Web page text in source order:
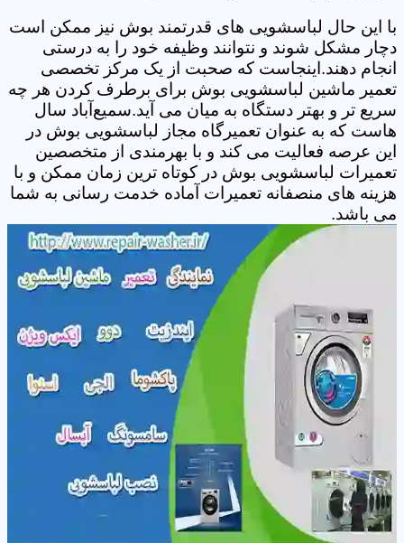
با این حال لباسشویی های قدرتمند بوش نیز ممکن است
دچار مشکل شوند و نتوانند وظیفه خود را به درستی
انجام دهند.اینجاست که صحبت از یک مرکز تخصصی
تعمیر ماشین لباسشویی بوش برای برطرف کردن هر چه
سریع تر و بهتر دستگاه به میان می آید.سمیع‌آباد سال
هاست که به عنوان تعمیرگاه مجاز لباسشویی بوش در
این عرصه فعالیت می کند و با بهرمندی از متخصصین
تعمیرات لباسشویی بوش در کوتاه ترین زمان ممکن و با
هزینه های منصفانه تعمیرات آماده خدمت رسانی به شما
می باشد.